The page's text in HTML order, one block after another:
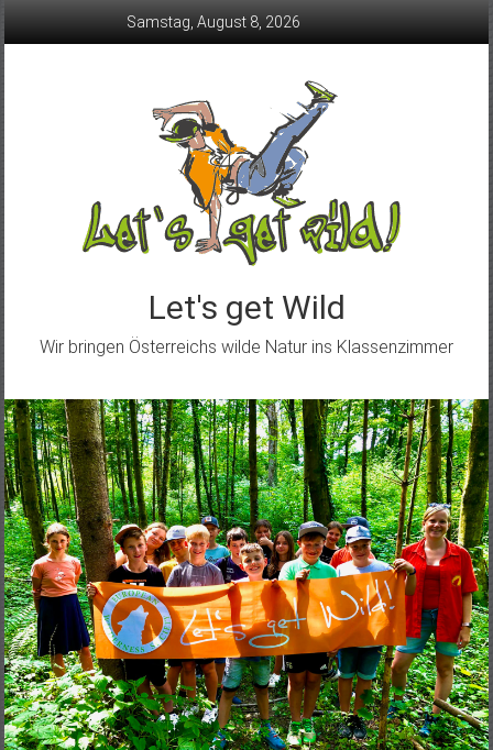
Samstag, August 8, 2026
Let's get Wild
Wir bringen Österreichs wilde Natur ins Klassenzimmer